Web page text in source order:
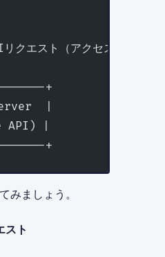
エスト（アクセストークン
+
|
API) |
+
みましょう。
スト